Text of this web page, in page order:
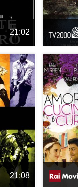
21:02
21:08